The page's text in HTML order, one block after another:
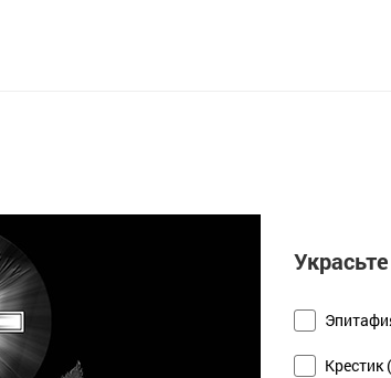
Крестик